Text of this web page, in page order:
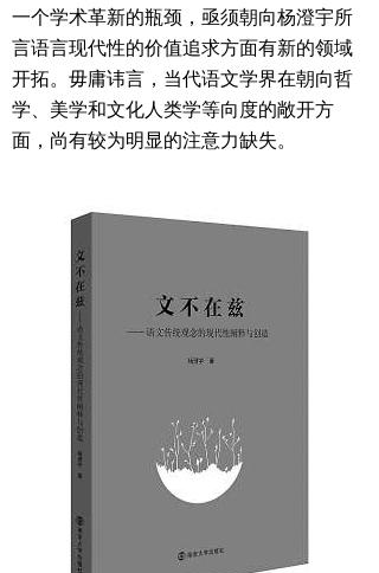
一个学术革新的瓶颈，亟须朝向杨澄宇所
言语言现代性的价值追求方面有新的领域
开拓。毋庸讳言，当代语文学界在朝向哲
学、美学和文化人类学等向度的敞开方
面，尚有较为明显的注意力缺失。